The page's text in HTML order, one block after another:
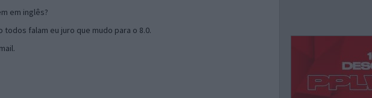
em inglês?
falam eu juro que mudo para o 8.0.